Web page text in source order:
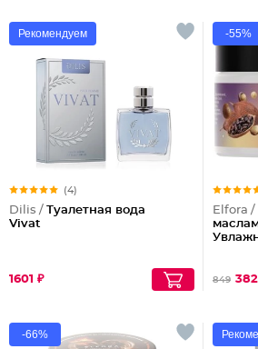
Рекомендуем
(4)
Dilis / Туалетная вода
Vivat
1601 ₽
-55%
Elfora /
849
-66%